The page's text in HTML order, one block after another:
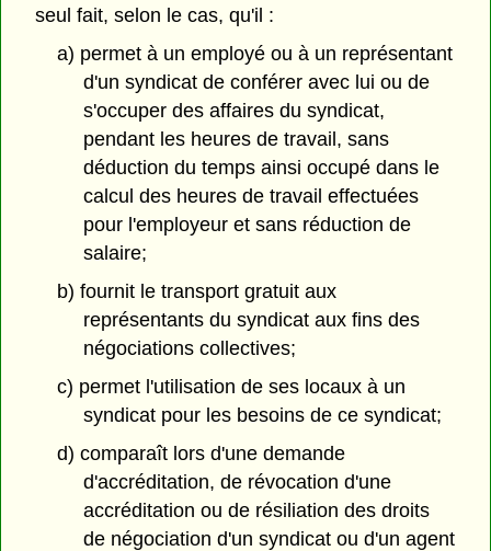
seul fait, selon le cas, qu'il :
a) permet à un employé ou à un représentant
d'un syndicat de conférer avec lui ou de
s'occuper des affaires du syndicat,
pendant les heures de travail, sans
déduction du temps ainsi occupé dans le
calcul des heures de travail effectuées
pour l'employeur et sans réduction de
salaire;
b) fournit le transport gratuit aux
représentants du syndicat aux fins des
négociations collectives;
c) permet l'utilisation de ses locaux à un
syndicat pour les besoins de ce syndicat;
d) comparaît lors d'une demande
d'accréditation, de révocation d'une
accréditation ou de résiliation des droits
de négociation d'un syndicat ou d'un agent